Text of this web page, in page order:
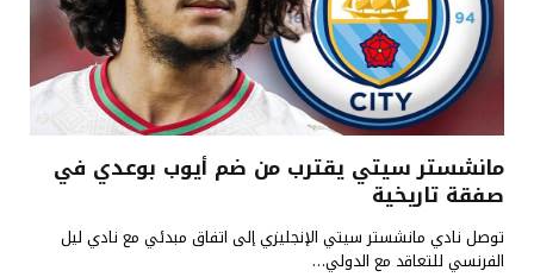
مانشستر سيتي يقترب من ضم أيوب بوعدي في
صفقة تاريخية
توصل نادي مانشستر سيتي الإنجليزي إلى اتفاق مبدئي مع نادي ليل
الفرنسي للتعاقد مع الدولي…